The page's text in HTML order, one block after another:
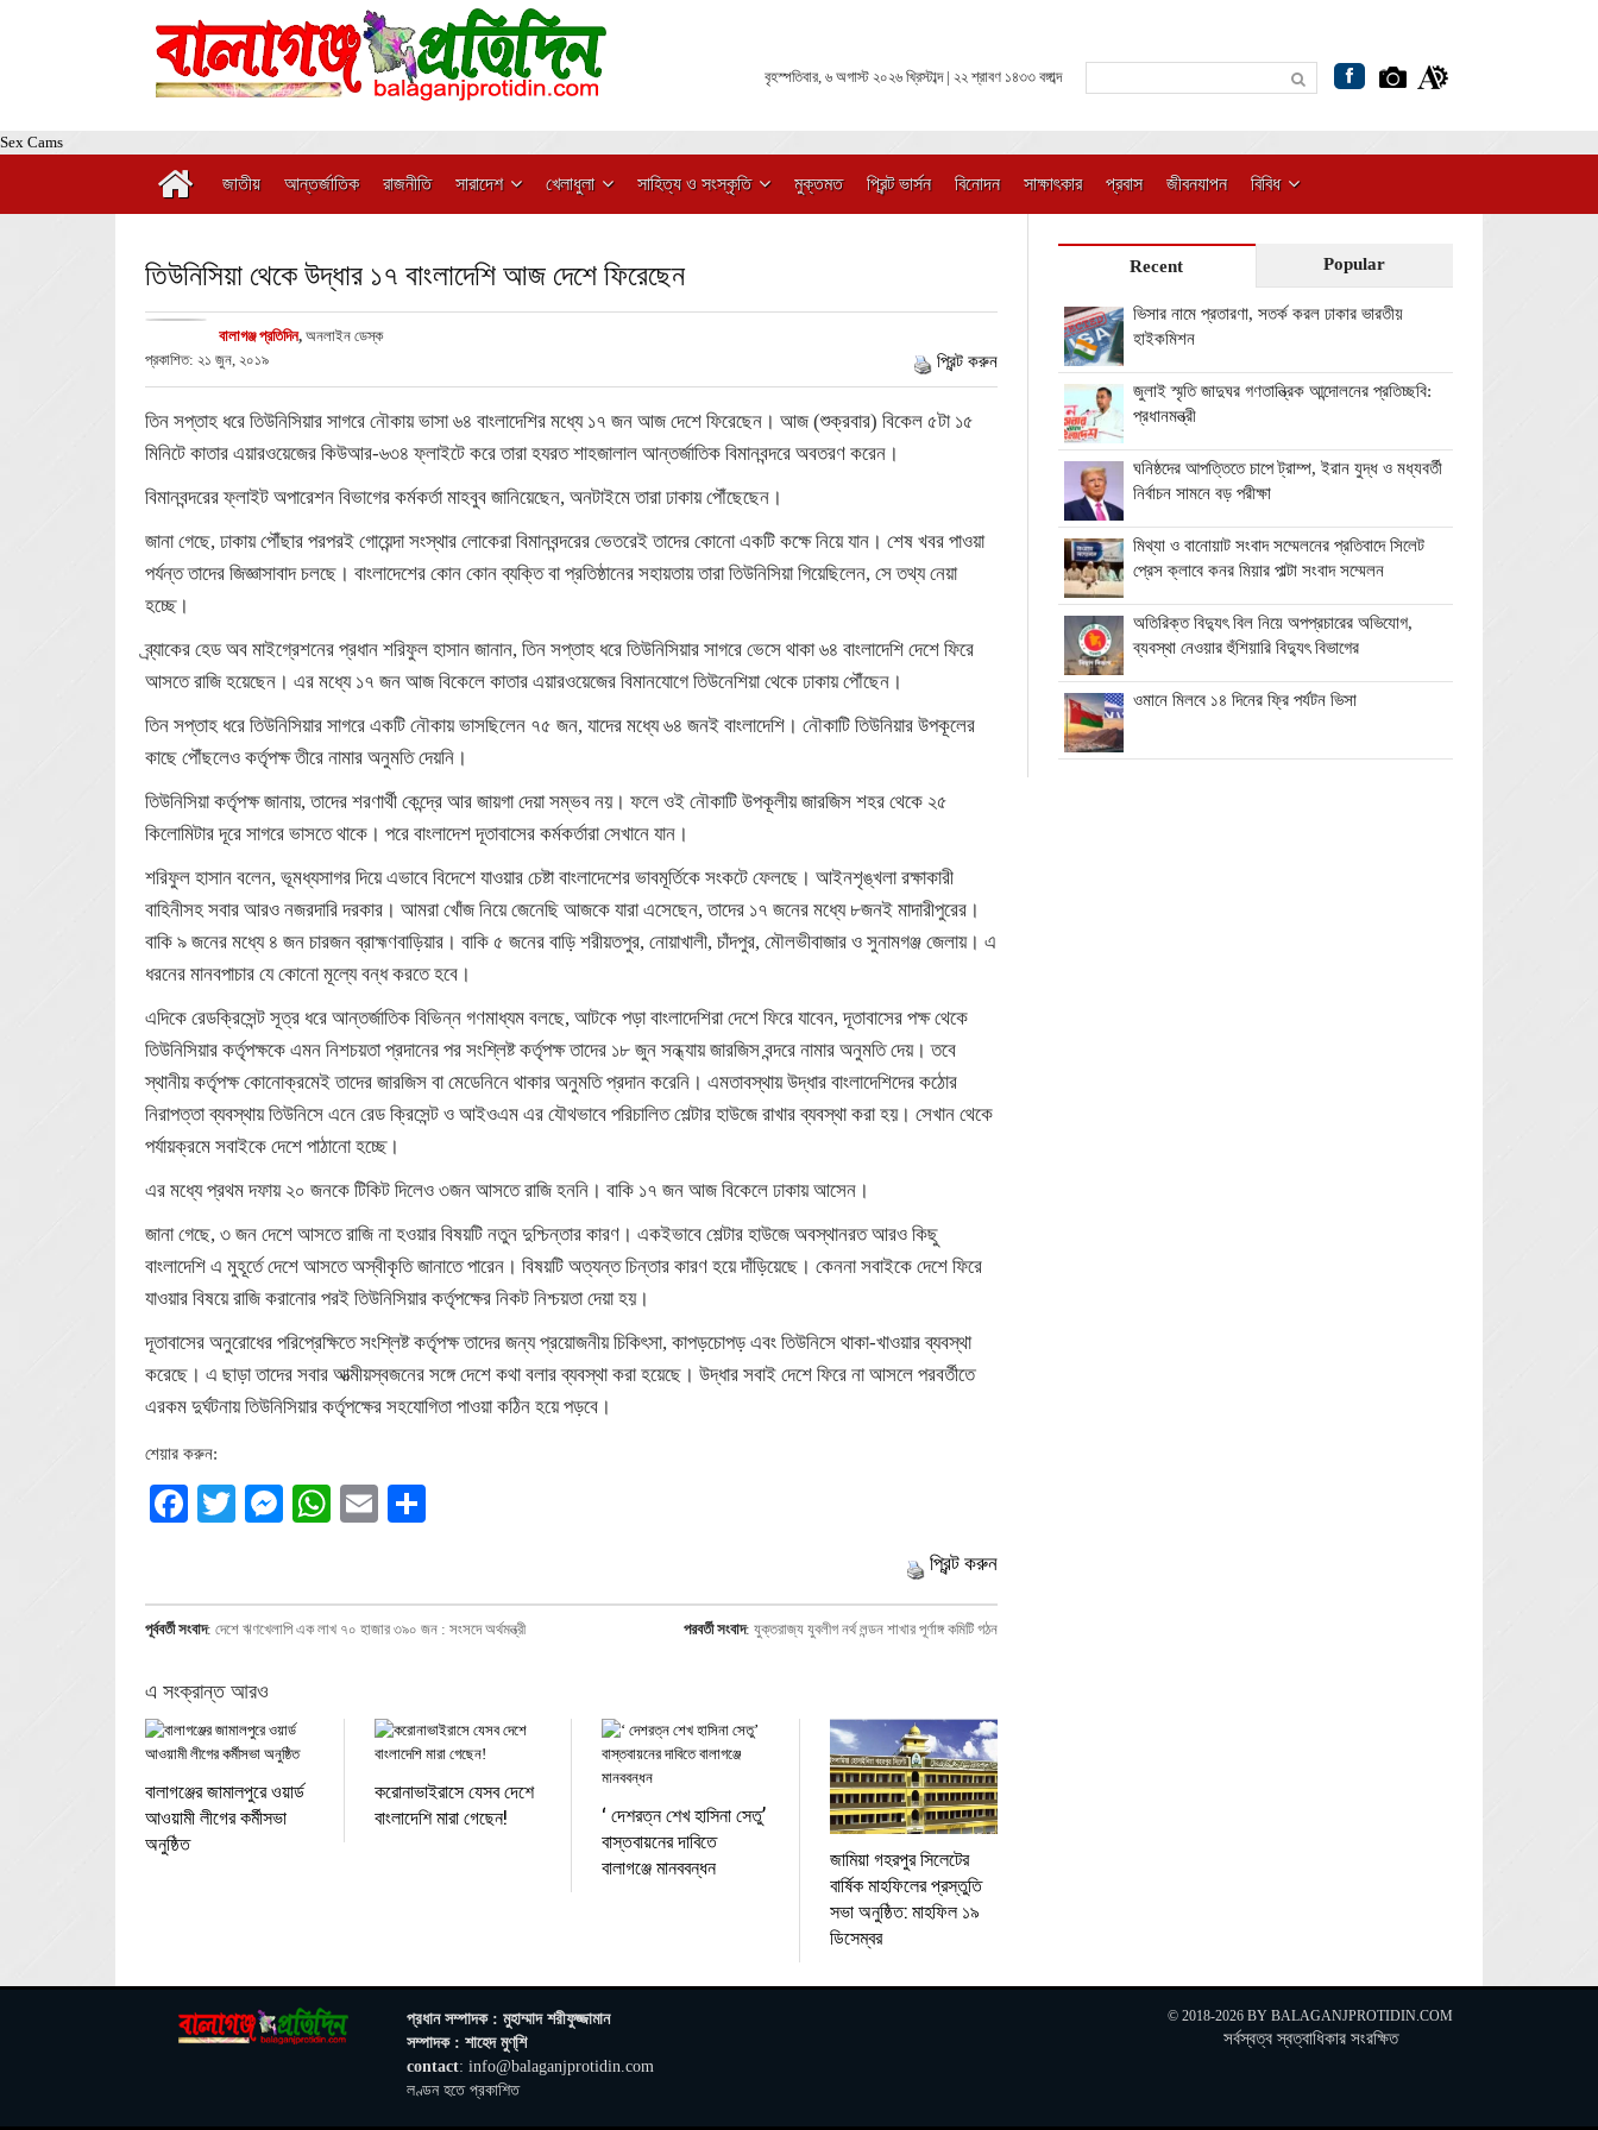
বৃহস্পতিবার, ৬ অগাস্ট ২০২৬ খ্রিস্টাব্দ | ২২ শ্রাবণ ১৪৩৩ বঙ্গাব্দ
Sex Cams
জাতীয় আন্তর্জাতিক রাজনীতি সারাদেশ খেলাধুলা সাহিত্য ও সংস্কৃতি মুক্তমত প্রিন্ট ভার্সন বিনোদন সাক্ষাৎকার প্রবাস জীবনযাপন বিবিধ
তিউনিসিয়া থেকে উদ্ধার ১৭ বাংলাদেশি আজ দেশে ফিরেছেন
বালাগঞ্জ প্রতিদিন, অনলাইন ডেস্ক
প্রকাশিত: ২১ জুন, ২০১৯
প্রিন্ট করুন
তিন সপ্তাহ ধরে তিউনিসিয়ার সাগরে নৌকায় ভাসা ৬৪ বাংলাদেশির মধ্যে ১৭ জন আজ দেশে ফিরেছেন। আজ (শুক্রবার) বিকেল ৫টা ১৫
মিনিটে কাতার এয়ারওয়েজের কিউআর-৬৩৪ ফ্লাইটে করে তারা হযরত শাহজালাল আন্তর্জাতিক বিমানবন্দরে অবতরণ করেন।
বিমানবন্দরের ফ্লাইট অপারেশন বিভাগের কর্মকর্তা মাহবুব জানিয়েছেন, অনটাইমে তারা ঢাকায় পৌঁছেছেন।
জানা গেছে, ঢাকায় পৌঁছার পরপরই গোয়েন্দা সংস্থার লোকেরা বিমানবন্দরের ভেতরেই তাদের কোনো একটি কক্ষে নিয়ে যান। শেষ খবর পাওয়া
পর্যন্ত তাদের জিজ্ঞাসাবাদ চলছে। বাংলাদেশের কোন কোন ব্যক্তি বা প্রতিষ্ঠানের সহায়তায় তারা তিউনিসিয়া গিয়েছিলেন, সে তথ্য নেয়া
হচ্ছে।
ব্র্যাকের হেড অব মাইগ্রেশনের প্রধান শরিফুল হাসান জানান, তিন সপ্তাহ ধরে তিউনিসিয়ার সাগরে ভেসে থাকা ৬৪ বাংলাদেশি দেশে ফিরে
আসতে রাজি হয়েছেন। এর মধ্যে ১৭ জন আজ বিকেলে কাতার এয়ারওয়েজের বিমানযোগে তিউনেশিয়া থেকে ঢাকায় পৌঁছেন।
তিন সপ্তাহ ধরে তিউনিসিয়ার সাগরে একটি নৌকায় ভাসছিলেন ৭৫ জন, যাদের মধ্যে ৬৪ জনই বাংলাদেশি। নৌকাটি তিউনিয়ার উপকূলের
কাছে পৌঁছলেও কর্তৃপক্ষ তীরে নামার অনুমতি দেয়নি।
তিউনিসিয়া কর্তৃপক্ষ জানায়, তাদের শরণার্থী কেন্দ্রে আর জায়গা দেয়া সম্ভব নয়। ফলে ওই নৌকাটি উপকূলীয় জারজিস শহর থেকে ২৫
কিলোমিটার দূরে সাগরে ভাসতে থাকে। পরে বাংলাদেশ দূতাবাসের কর্মকর্তারা সেখানে যান।
শরিফুল হাসান বলেন, ভূমধ্যসাগর দিয়ে এভাবে বিদেশে যাওয়ার চেষ্টা বাংলাদেশের ভাবমূর্তিকে সংকটে ফেলছে। আইনশৃঙ্খলা রক্ষাকারী
বাহিনীসহ সবার আরও নজরদারি দরকার। আমরা খোঁজ নিয়ে জেনেছি আজকে যারা এসেছেন, তাদের ১৭ জনের মধ্যে ৮জনই মাদারীপুরের।
বাকি ৯ জনের মধ্যে ৪ জন চারজন ব্রাহ্মণবাড়িয়ার। বাকি ৫ জনের বাড়ি শরীয়তপুর, নোয়াখালী, চাঁদপুর, মৌলভীবাজার ও সুনামগঞ্জ জেলায়। এ
ধরনের মানবপাচার যে কোনো মূল্যে বন্ধ করতে হবে।
এদিকে রেডক্রিসেন্ট সূত্র ধরে আন্তর্জাতিক বিভিন্ন গণমাধ্যম বলছে, আটকে পড়া বাংলাদেশিরা দেশে ফিরে যাবেন, দূতাবাসের পক্ষ থেকে
তিউনিসিয়ার কর্তৃপক্ষকে এমন নিশচয়তা প্রদানের পর সংশ্লিষ্ট কর্তৃপক্ষ তাদের ১৮ জুন সন্ধ্যায় জারজিস বন্দরে নামার অনুমতি দেয়। তবে
স্থানীয় কর্তৃপক্ষ কোনোক্রমেই তাদের জারজিস বা মেডেনিনে থাকার অনুমতি প্রদান করেনি। এমতাবস্থায় উদ্ধার বাংলাদেশিদের কঠোর
নিরাপত্তা ব্যবস্থায় তিউনিসে এনে রেড ক্রিসেন্ট ও আইওএম এর যৌথভাবে পরিচালিত শেল্টার হাউজে রাখার ব্যবস্থা করা হয়। সেখান থেকে
পর্যায়ক্রমে সবাইকে দেশে পাঠানো হচ্ছে।
এর মধ্যে প্রথম দফায় ২০ জনকে টিকিট দিলেও ৩জন আসতে রাজি হননি। বাকি ১৭ জন আজ বিকেলে ঢাকায় আসেন।
জানা গেছে, ৩ জন দেশে আসতে রাজি না হওয়ার বিষয়টি নতুন দুশ্চিন্তার কারণ। একইভাবে শেল্টার হাউজে অবস্থানরত আরও কিছু
বাংলাদেশি এ মুহূর্তে দেশে আসতে অস্বীকৃতি জানাতে পারেন। বিষয়টি অত্যন্ত চিন্তার কারণ হয়ে দাঁড়িয়েছে। কেননা সবাইকে দেশে ফিরে
যাওয়ার বিষয়ে রাজি করানোর পরই তিউনিসিয়ার কর্তৃপক্ষের নিকট নিশ্চয়তা দেয়া হয়।
দূতাবাসের অনুরোধের পরিপ্রেক্ষিতে সংশ্লিষ্ট কর্তৃপক্ষ তাদের জন্য প্রয়োজনীয় চিকিৎসা, কাপড়চোপড় এবং তিউনিসে থাকা-খাওয়ার ব্যবস্থা
করেছে। এ ছাড়া তাদের সবার আত্মীয়স্বজনের সঙ্গে দেশে কথা বলার ব্যবস্থা করা হয়েছে। উদ্ধার সবাই দেশে ফিরে না আসলে পরবর্তীতে
এরকম দুর্ঘটনায় তিউনিসিয়ার কর্তৃপক্ষের সহযোগিতা পাওয়া কঠিন হয়ে পড়বে।
শেয়ার করুন:
Facebook
TwitterMessenger
WhatsApp
Email
প্রিন্ট করুন
পূর্ববর্তী সংবাদ: দেশে ঋণখেলাপি এক লাখ ৭০ হাজার ৩৯০ জন : সংসদে অর্থমন্ত্রী পরবর্তী সংবাদ: যুক্তরাজ্য যুবলীগ নর্থ লন্ডন শাখার পূর্ণাঙ্গ কমিটি গঠন
এ সংক্রান্ত আরও
বালাগঞ্জের জামালপুরে ওয়ার্ড
আওয়ামী লীগের কর্মীসভা
অনুষ্ঠিত
করোনাভাইরাসে যেসব দেশে
বাংলাদেশি মারা গেছেন!
‘ দেশরত্ন শেখ হাসিনা সেতু’
বাস্তবায়নের দাবিতে
বালাগঞ্জে মানববন্ধন
জামিয়া গহরপুর সিলেটের
বার্ষিক মাহফিলের প্রস্তুতি
সভা অনুষ্ঠিত: মাহফিল ১৯
ডিসেম্বর
Recent Popular
ভিসার নামে প্রতারণা, সতর্ক করল ঢাকার ভারতীয়
হাইকমিশন
জুলাই স্মৃতি জাদুঘর গণতান্ত্রিক আন্দোলনের প্রতিচ্ছবি:
প্রধানমন্ত্রী
ঘনিষ্ঠদের আপত্তিতে চাপে ট্রাম্প, ইরান যুদ্ধ ও মধ্যবর্তী
নির্বাচন সামনে বড় পরীক্ষা
মিথ্যা ও বানোয়াট সংবাদ সম্মেলনের প্রতিবাদে সিলেট
প্রেস ক্লাবে কনর মিয়ার পাল্টা সংবাদ সম্মেলন
অতিরিক্ত বিদ্যুৎ বিল নিয়ে অপপ্রচারের অভিযোগ,
ব্যবস্থা নেওয়ার হুঁশিয়ারি বিদ্যুৎ বিভাগের
ওমানে মিলবে ১৪ দিনের ফ্রি পর্যটন ভিসা
প্রধান সম্পাদক : মুহাম্মাদ শরীফুজ্জামান
সম্পাদক : শাহেদ মুণ্‌শি
contact: info@balaganjprotidin.com
লণ্ডন হতে প্রকাশিত
© 2018-2026 BY BALAGANJPROTIDIN.COM
সর্বস্বত্ব স্বত্বাধিকার সংরক্ষিত